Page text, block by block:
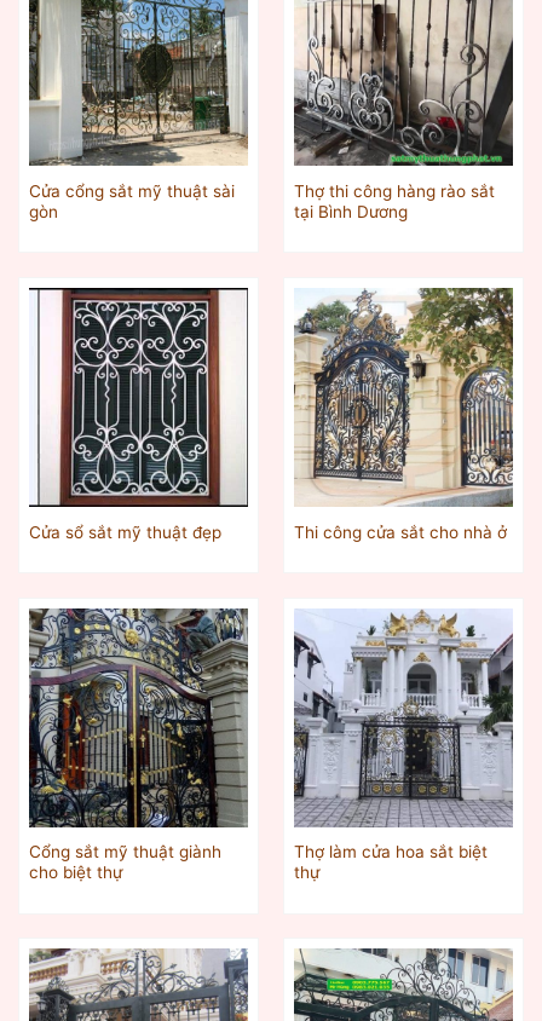
Cửa cổng sắt mỹ thuật sài
gòn
Thợ thi công hàng rào sắt
tại Bình Dương
Cửa sổ sắt mỹ thuật đẹp Thi công cửa sắt cho nhà ở
Cổng sắt mỹ thuật giành
cho biệt thự
Thợ làm cửa hoa sắt biệt
thự